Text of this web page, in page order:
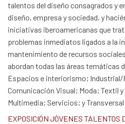
talentos del diseño consagrados y
diseño, empresa y sociedad, y
iniciativas iberoamericanas que
problemas inmediatos ligados a la
mantenimiento de recursos
abordan todas las áreas temáticas
Espacios e interiorismo;
Comunicación Visual; Moda; Textil
Multimedia; Servicios; y
EXPOSICIÓN JÓVENES TALENTOS